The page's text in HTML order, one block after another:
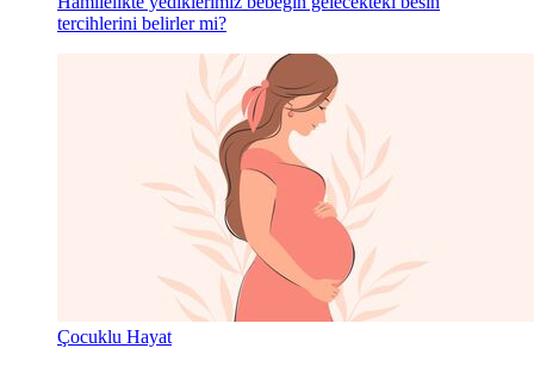
tercihlerini belirler mi?
Çocuklu Hayat